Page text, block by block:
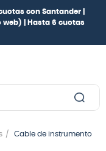
con Santander |
web) |
Hasta 6 cuotas
Cable de instrumento